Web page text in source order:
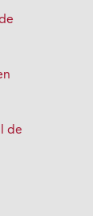
de